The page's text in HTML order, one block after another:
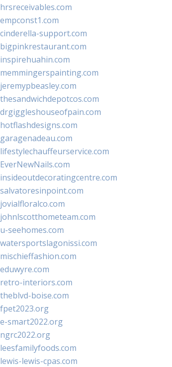
hrsreceivables.com
empconst1.com
cinderella-support.com
bigpinkrestaurant.com
inspirehuahin.com
memmingerspainting.com
jeremypbeasley.com
thesandwichdepotcos.com
drgiggleshouseofpain.com
hotflashdesigns.com
garagenadeau.com
lifestylechauffeurservice.com
EverNewNails.com
insideoutdecoratingcentre.com
salvatoresinpoint.com
jovialfloralco.com
johnlscotthometeam.com
u-seehomes.com
watersportslagonissi.com
mischieffashion.com
eduwyre.com
retro-interiors.com
theblvd-boise.com
fpet2023.org
e-smart2022.org
ngrc2022.org
leesfamilyfoods.com
lewis-lewis-cpas.com